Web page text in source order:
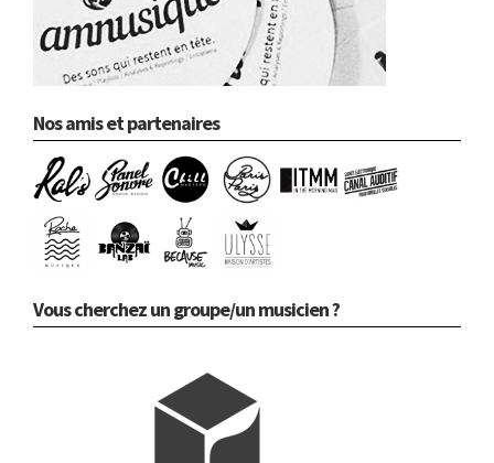
Nos amis et partenaires
Vous cherchez un groupe/un musicien ?